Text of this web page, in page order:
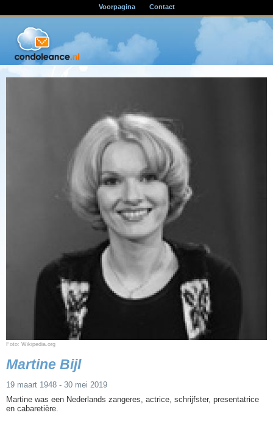
Voorpagina Contact
Foto: Wikipedia.org
Martine Bijl
19 maart 1948 - 30 mei 2019
Martine was een Nederlands zangeres, actrice, schrijfster, presentatrice
en cabaretière.